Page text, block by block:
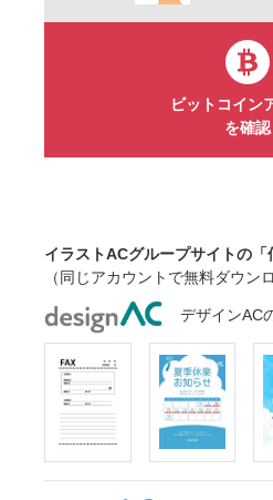
ビットコイン
を確認
イラストACグループサイトの
（同じアカウントで無料ダウン
デザインAC